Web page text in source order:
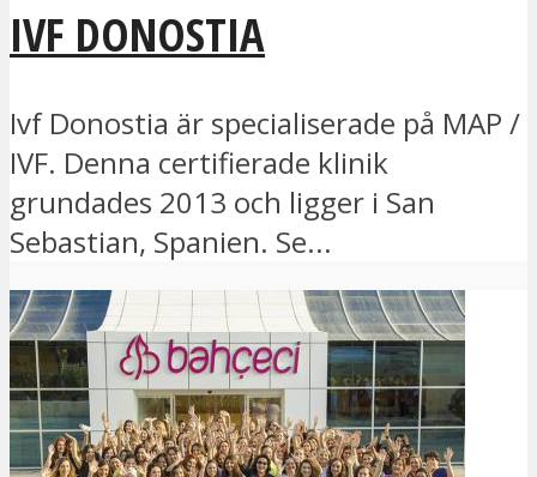
IVF DONOSTIA
Ivf Donostia är specialiserade på MAP /
IVF. Denna certifierade klinik
grundades 2013 och ligger i San
Sebastian, Spanien. Se...